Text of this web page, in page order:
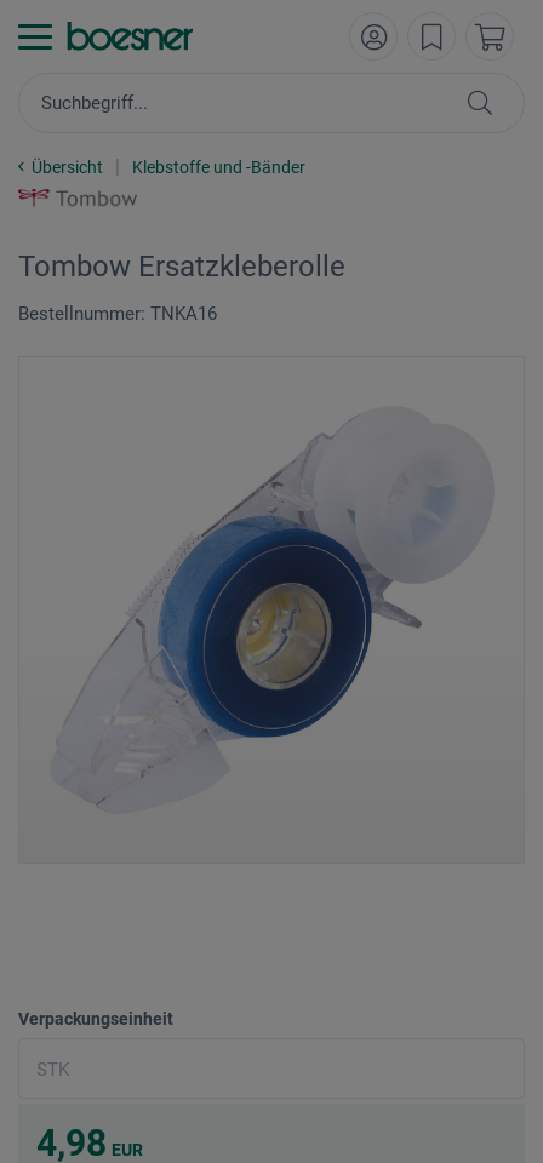
Übersicht Klebstoffe und -Bänder
Tombow Ersatzkleberolle
Bestellnummer: TNKA16
Verpackungseinheit
4,98 EUR